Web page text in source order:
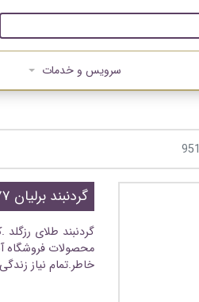
سرویس و خدمات
گردنبند برلیان ۹۵۱۲۴۷۷۷
گردنبند طلای
محصولات فروشگاه
خاطر.تمام نیاز